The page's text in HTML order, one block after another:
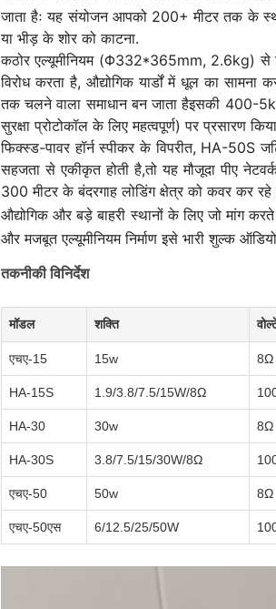
जाता हैः यह संयोजन आपको 200+ मीटर तक के
या भीड़ के शोर को काटना.
कठोर एल्यूमीनियम (Φ332*365mm, 2.6kg) से
विरोध करता है, औद्योगिक यार्डों में धूल का
तक चलने वाला समाधान बन जाता हैइसकी 400-
सुरक्षा प्रोटोकॉल के लिए महत्वपूर्ण) पर प्रसारण
फिक्स्ड-पावर हॉर्न स्पीकर के विपरीत, HA-50S
सहजता से एकीकृत होती है,तो यह मौजूदा पीए
300 मीटर के बंदरगाह लोडिंग क्षेत्र को कवर कर
औद्योगिक और बड़े बाहरी स्थानों के लिए जो मांग
और मजबूत एल्यूमीनियम निर्माण इसे भारी शुल्क
तकनीकी विनिर्देश
मॉडल शक्ति
एचए-15 15w 8Ω
HA-15S 1.9/3.8/7.5/15W/8Ω
HA-30 30w 8Ω
HA-30S 3.8/7.5/15/30W/8Ω
एचए-50 50w 8Ω
एचए-50एस 6/12.5/25/50W